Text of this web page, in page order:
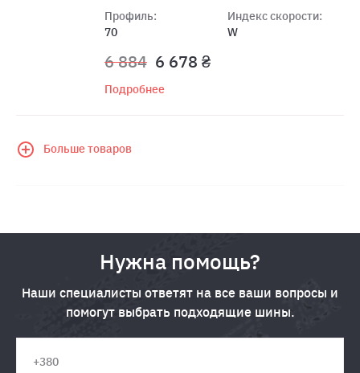
Профиль:
70
Индекс скорости:
W
6 884 6 678 ₴
Подробнее
Больше товаров
Нужна помощь?
Наши специалисты ответят на все ваши вопросы и
помогут выбрать подходящие шины.